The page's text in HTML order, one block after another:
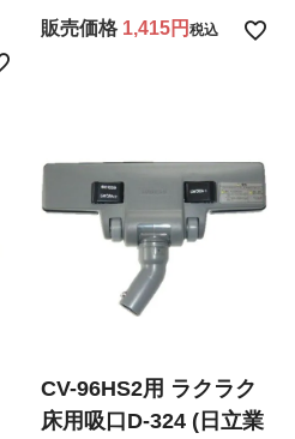
販売価格 1,415 税込
CV-96HS2用 ラクラク
床用吸口D-324 (日立業